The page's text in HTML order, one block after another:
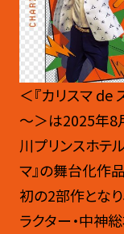
＜『カリスマ de
～＞は2025年8
川プリンスホテ
マ』の舞台化作
初の2部作とな
ラクター・中神